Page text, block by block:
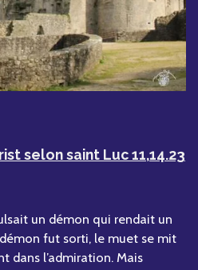
selon saint Luc 11,14.23
un démon qui rendait un
fut sorti, le muet se mit
dans l’admiration. Mais